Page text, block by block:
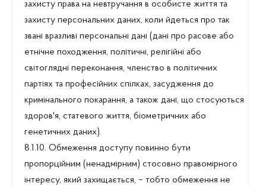
захисту права на невтручання в особисте життя та
захисту персональних даних, коли йдеться про так
звані вразливі персональні дані (дані про расове або
етнічне походження, політичні, релігійні або
світоглядні переконання, членство в політичних
партіях та професійних спілках, засудження до
кримінального покарання, а також дані, що стосуються
здоров'я, статевого життя, біометричних або
генетичних даних).
8.1.10. Обмеження доступу повинно бути
пропорційним (ненадмірним) стосовно правомірного
інтересу, який захищається, – тобто обмеження не